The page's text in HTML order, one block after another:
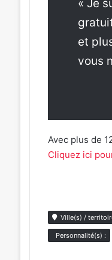
« Je
et
vous
Avec plus de
Cliquez ici
Ville(s) /
Personnalité(s) :